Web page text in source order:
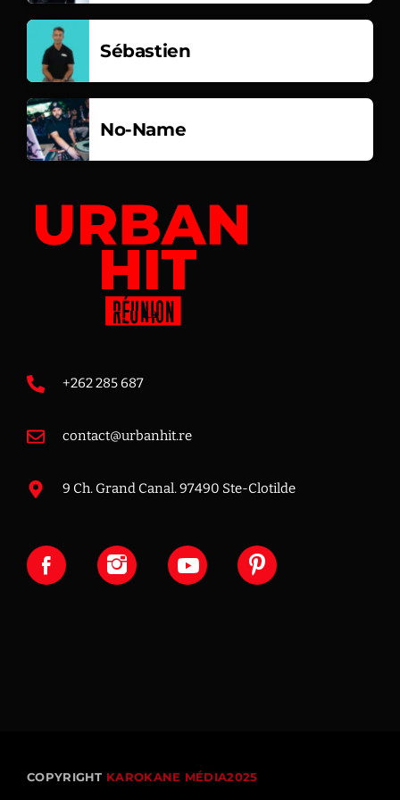
Sébastien
No-Name
+262 285 687
contact@urbanhit.re
9 Ch. Grand Canal. 97490 Ste-Clotilde
COPYRIGHT KAROKANE MÉDIA2025